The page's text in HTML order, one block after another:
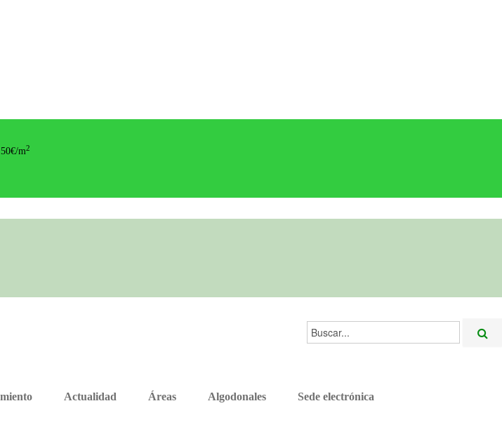
m2
Buscar...
Actualidad Áreas Algodonales Sede electrónica